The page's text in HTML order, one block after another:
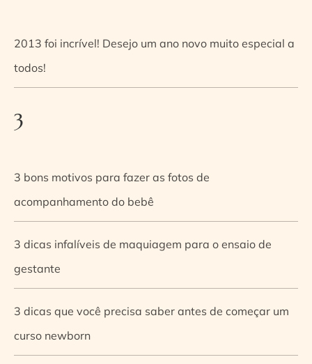
2013 foi incrível! Desejo um ano novo muito especial a
todos!
3
3 bons motivos para fazer as fotos de
acompanhamento do bebê
3 dicas infalíveis de maquiagem para o ensaio de
gestante
3 dicas que você precisa saber antes de começar um
curso newborn